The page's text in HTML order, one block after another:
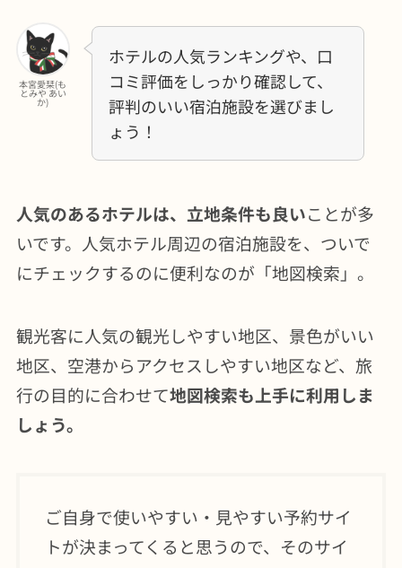
本宮愛栞(も
とみや あい
か)
ホテルの人気ランキングや、口
コミ評価をしっかり確認して、
評判のいい宿泊施設を選びまし
ょう！
人気のあるホテルは、立地条件も良いことが多
いです。人気ホテル周辺の宿泊施設を、ついで
にチェックするのに便利なのが「地図検索」。
観光客に人気の観光しやすい地区、景色がいい
地区、空港からアクセスしやすい地区など、旅
行の目的に合わせて地図検索も上手に利用しま
しょう。
ご自身で使いやすい・見やすい予約サイ
トが決まってくると思うので、そのサイ